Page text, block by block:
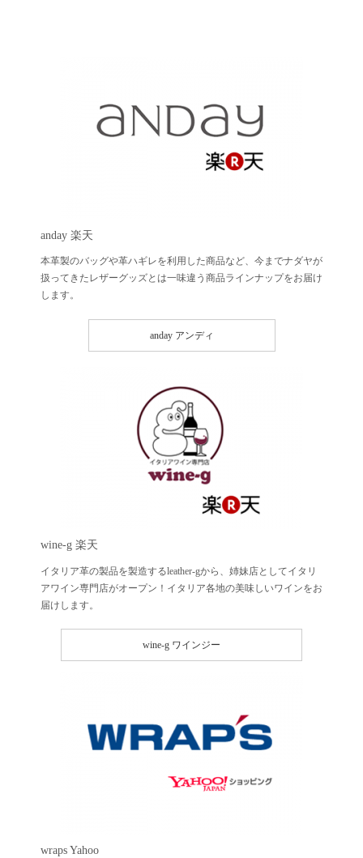
anday 楽天
本革製のバッグや革ハギレを利用した商品など、今までナダヤが
扱ってきたレザーグッズとは一味違う商品ラインナップをお届け
します。
anday アンディ
wine-g 楽天
イタリア革の製品を製造するleather-gから、姉妹店としてイタリ
アワイン専門店がオープン！イタリア各地の美味しいワインをお
届けします。
wine-g ワインジー
wraps Yahoo